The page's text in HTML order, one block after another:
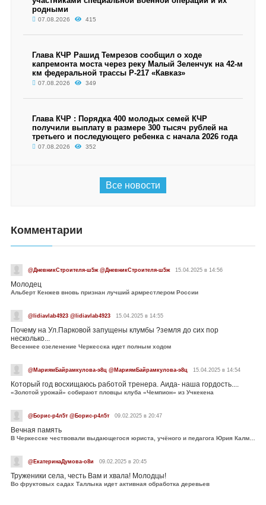
родными
07.08.2026 415
Глава КЧР Рашид Темрезов сообщил о ходе
капремонта моста через реку Малый Зеленчук на 42-м
км федеральной трассы Р-217 «Кавказ»
07.08.2026 349
Глава КЧР : Порядка 400 молодых семей КЧР
получили выплату в размере 300 тысяч рублей на
третьего и последующего ребенка с начала 2026 года
07.08.2026 352
Все новости
Комментарии
@ДневникСтроителя-ш5ж @ДневникСтроителя-ш5ж 15.04.2025 в 14:56
Молодец
Альберт Кенжев вновь признан лучший армрестлером России
@lidiavlab4923 @lidiavlab4923 15.04.2025 в 14:55
Почему на Ул.Парковой запущены клумбы ?земля до сих пор
несколько...
Весеннее озеленение Черкесска идет полным ходом
@МариямБайрамкулова-э8ц @МариямБайрамкулова-э8ц 15.04.2025 в 14:54
Который год восхищаюсь работой тренера. Аида- наша гордость....
«Золотой урожай» собирают пловцы клуба «Чемпион» из Учкекена
@Борис-р4л5т @Борис-р4л5т 09.02.2025 в 20:47
Вечная память
В Черкесске чествовали выдающегося юриста, учёного и педагога Юрия Калмыкова
@ЕкатеринаДумова-о8и 09.02.2025 в 20:45
Труженики села, честь Вам и хвала! Молодцы!
Во фруктовых садах Таллыка идет активная обработка деревьев